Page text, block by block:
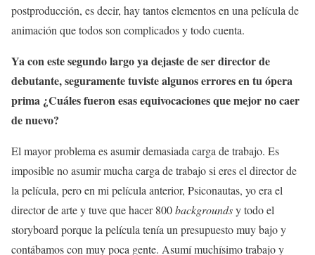
postproducción, es decir, hay tantos elementos en una película de
animación que todos son complicados y todo cuenta.
Ya con este segundo largo ya dejaste de ser director de
debutante, seguramente tuviste algunos errores en tu ópera
prima ¿Cuáles fueron esas equivocaciones que mejor no caer
de nuevo?
El mayor problema es asumir demasiada carga de trabajo. Es
imposible no asumir mucha carga de trabajo si eres el director de
la película, pero en mi película anterior, Psiconautas, yo era el
director de arte y tuve que hacer 800backgroundsy todo el
storyboard porque la película tenía un presupuesto muy bajo y
contábamos con muy poca gente. Asumí muchísimo trabajo y